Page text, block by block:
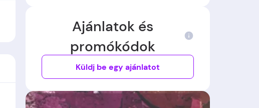
Ajánlatok és
promókódok
Küldj be egy ajánlatot